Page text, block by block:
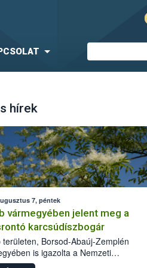
hírek
7, péntek
vármegyében jelent meg a
karcsúdíszbogár
területen, Borsod-Abaúj-Zemplén
is igazolta a Nemzeti
biztonsági Hivatal (Nébih) a